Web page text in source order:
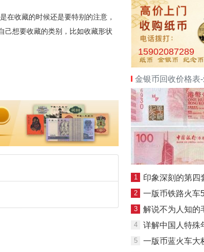
收藏的时候还是要特别的注意，
己想要收藏的类别，比如收藏形状
15902087289
金银币回收价格表-
1 印象深刻的第四
2 一版币铁路火车
3 解说不为人知的毛
4 详解中国人特殊
5 一版币蓝火车大